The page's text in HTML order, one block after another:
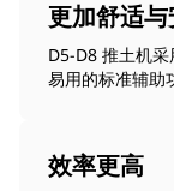
更加舒适
D5-D8 推土机
易用的标准辅助
效率更高